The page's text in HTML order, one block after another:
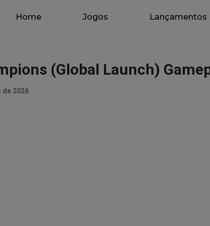
Home Jogos Lançamentos
(Global Launch)
de 2026